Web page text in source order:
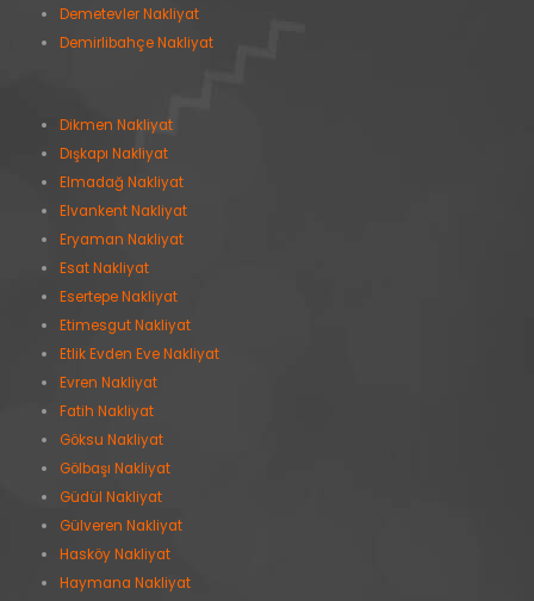
Demetevler Nakliyat
Demirlibahçe Nakliyat
Dikmen Nakliyat
Dışkapı Nakliyat
Elmadağ Nakliyat
Elvankent Nakliyat
Eryaman Nakliyat
Esat Nakliyat
Esertepe Nakliyat
Etimesgut Nakliyat
Etlik Evden Eve Nakliyat
Evren Nakliyat
Fatih Nakliyat
Göksu Nakliyat
Gölbaşı Nakliyat
Güdül Nakliyat
Gülveren Nakliyat
Hasköy Nakliyat
Haymana Nakliyat